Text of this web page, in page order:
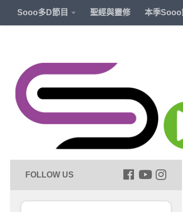
Sooo多D節目 聖經與靈修 本季Sooo